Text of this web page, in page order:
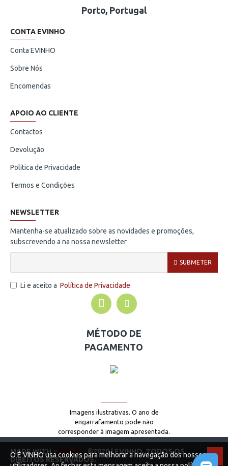
Porto, Portugal
CONTA EVINHO
Conta EVINHO
Sobre Nós
Encomendas
APOIO AO CLIENTE
Contactos
Devolução
Politica de Privacidade
Termos e Condições
NEWSLETTER
Mantenha-se atualizado sobre as novidades e promoções,
subscrevendo a na nossa newsletter
SUBMETER
Li e aceito a Política de Privacidade
MÉTODO DE
PAGAMENTO
Imagens ilustrativas. O ano de
engarrafamento pode não
corresponder à imagem apresentada.
MADE WITH ♥ W3B.PT
©2020 | EVINHO. TODOS OS
DIREITOS RESERVADOS.
O É VINHO usa cookies para melhorar a navegação dos nossos